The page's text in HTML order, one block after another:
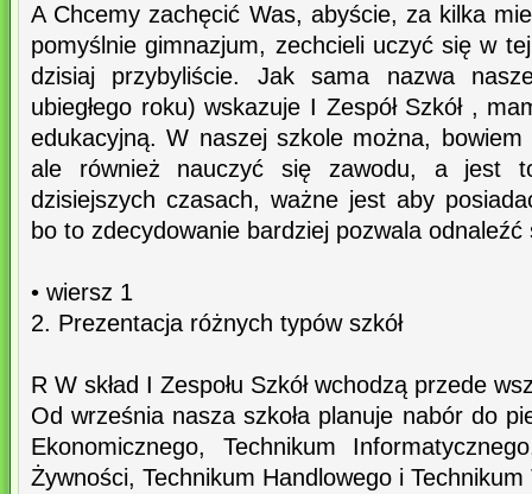
A Chcemy zachęcić Was, abyście, za kilka
pomyślnie gimnazjum, zechcieli uczyć się w
dzisiaj przybyliście. Jak sama nazwa
ubiegłego roku) wskazuje I Zespół Szkół ,
edukacyjną. W naszej szkole można,
ale również nauczyć się zawodu, a jest
dzisiejszych czasach, ważne jest aby
bo to zdecydowanie bardziej pozwala
• wiersz 1
2. Prezentacja różnych typów szkół
R W skład I Zespołu Szkół wchodzą przede
Od września nasza szkoła planuje nabór do
Ekonomicznego, Technikum
Żywności, Technikum Handlowego i